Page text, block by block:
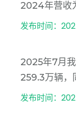
2024年营收
发布时间：
2025年7月
259.3万辆，
发布时间：